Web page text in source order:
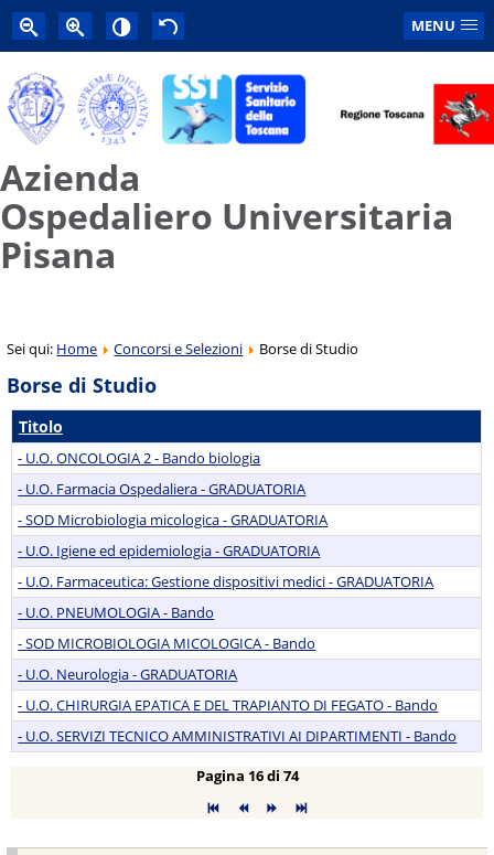
MENU
Azienda
Ospedaliero Universitaria
Pisana
Sei qui: Home Concorsi e Selezioni Borse di Studio
Borse di Studio
Titolo
- U.O. ONCOLOGIA 2 - Bando biologia
- U.O. Farmacia Ospedaliera - GRADUATORIA
- SOD Microbiologia micologica - GRADUATORIA
- U.O. Igiene ed epidemiologia - GRADUATORIA
- U.O. Farmaceutica: Gestione dispositivi medici - GRADUATORIA
- U.O. PNEUMOLOGIA - Bando
- SOD MICROBIOLOGIA MICOLOGICA - Bando
- U.O. Neurologia - GRADUATORIA
- U.O. CHIRURGIA EPATICA E DEL TRAPIANTO DI FEGATO - Bando
- U.O. SERVIZI TECNICO AMMINISTRATIVI AI DIPARTIMENTI - Bando
Pagina 16 di 74